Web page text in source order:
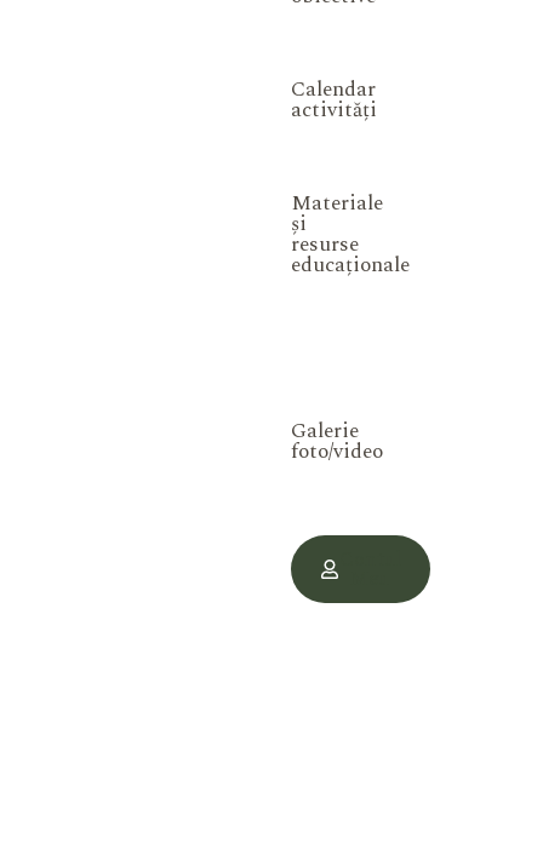
Calendar
activități
Materiale
și
resurse
educaționale
Galerie
foto/video